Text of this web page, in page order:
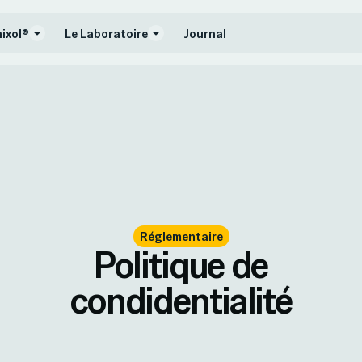
Le Laboratoire Journal
Réglementaire
Politique de
condidentialité